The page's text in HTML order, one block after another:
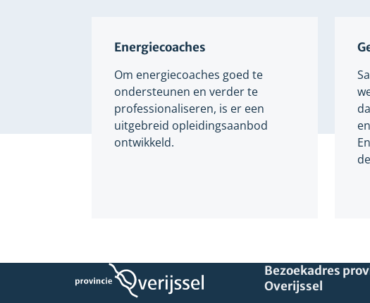
Energiecoaches
Om energiecoaches goed te
ondersteunen en verder te
professionaliseren, is er een
uitgebreid opleidingsaanbod
ontwikkeld.
Bezoekadres
Overijssel